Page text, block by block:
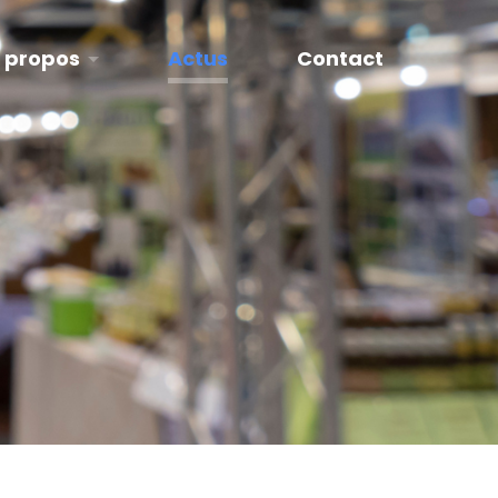
propos Actus Contact